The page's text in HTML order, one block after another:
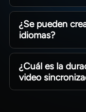
repetidas.
Diseña
personajes de
figuras
¿Se pueden
idiomas?
Soporta 11
mismo personaje
distintas regiones.
¿Cuál es la
video